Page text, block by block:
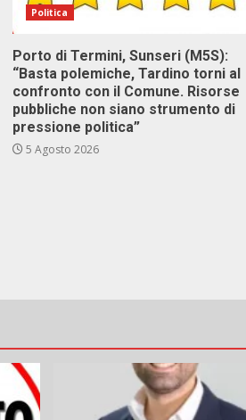
Politica
Porto di Termini, Sunseri (M5S):
“Basta polemiche, Tardino torni al
confronto con il Comune. Risorse
pubbliche non siano strumento di
pressione politica”
5 Agosto 2026